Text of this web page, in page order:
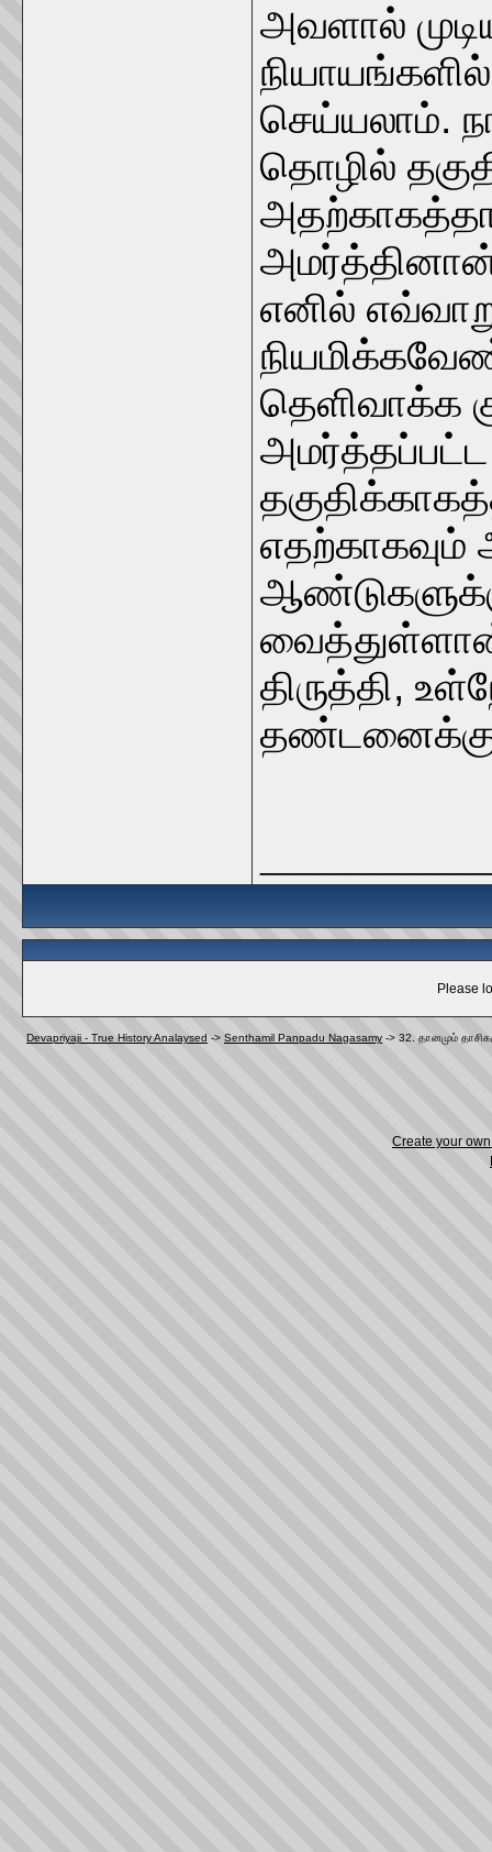
அவளால்
செய்யலாம்.
தொழில்
எனில்
தெளிவாக்க
திருத்தி,
தண்டனைக்கு
Please
Devapriyaji - True History Analaysed -> Senthamil Panpadu Nagasamy -> 32. தானமும்
Create your